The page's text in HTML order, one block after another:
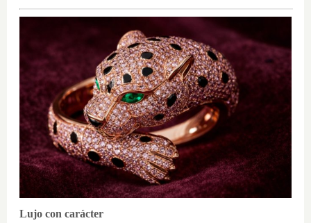
Lujo con carácter